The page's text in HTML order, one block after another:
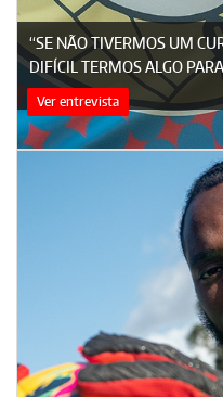
“SE NÃO TIVERMOS UM
DIFÍCIL TERMOS ALGO
Ver entrevista